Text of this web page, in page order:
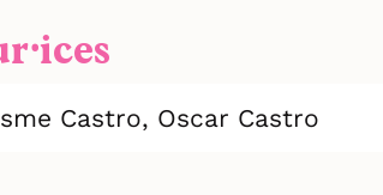
Castro, Oscar Castro